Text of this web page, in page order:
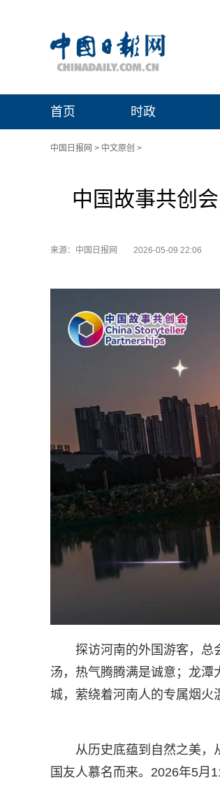
首页 时政
中国日报网 > 中文原创 >
中国故事共创
来源：中国日报网 2026-05-09 22:06
探访河南的外国游客，总
汤，热气腾腾满是诚意；龙
城，萦绕着河南人的专属烟火
从历史底蕴到自然之美，
国友人慕名而来。2026年5月